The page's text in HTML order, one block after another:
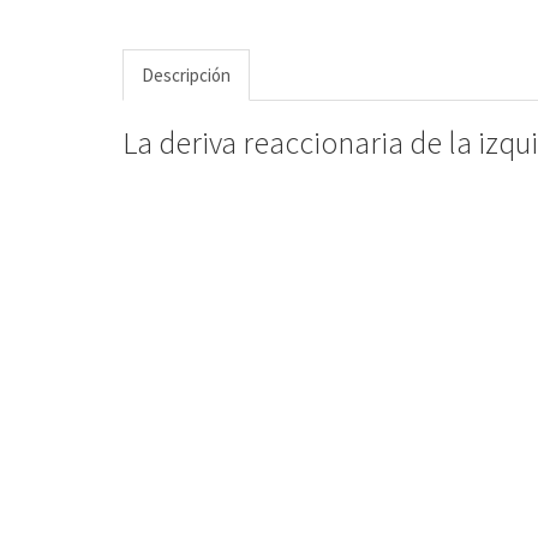
Descripción
La deriva reaccionaria de la